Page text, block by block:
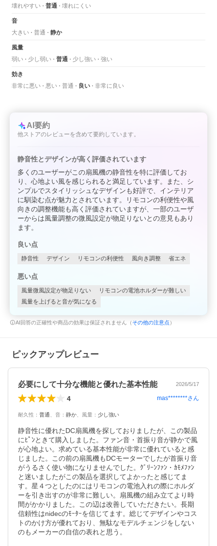
壊れやすい
普通 壊れにくい
音
大きい
普通 静か
風量
弱い
少し弱い 普通 少し強い 強い
効き
非常に悪い
悪い 普通 良い 非常に良い
AI要約
他ストアのレビューを含めて要約しています。
静音性とデザインが高く評価されています
多くのユーザーがこの扇風機の静音性を特に評価してお
り、心地よい風を感じられると満足しています。また、シ
ンプルでスタイリッシュなデザインも好評で、インテリア
に馴染む点が魅力とされています。リモコンの利便性や風
向きの調整機能も高く評価されていますが、一部のユーザ
ーからは風量調整の微風設定が物足りないとの意見もあり
ます。
良い点
静音性 デザイン リモコンの利便性 風向き調整 省エネ
悪い点
風量微風設定が物足りない
リモコンの電池ホルダーが難しい
風量を上げると音が気になる
AI回答の正確性や商品の効果は保証されません（ その他の注意点 ）
ピックアップレビュー
必要にして十分な機能と優れた基本性能 2026/5/17
4 mas********さん
耐久性 ： 普通 音 ： 静か 風量 ： 少し強い
静音性に優れたDC扇風機を探しておりましたが、この製品
にﾋﾟﾝときて購入しました。ファン音・首振り音が静かで風
が心地よい。求めている基本性能が非常に優れていると感
じました。この前の扇風機もDCモーターでしたが首振り音
がうるさく使い物になりませんでした。ｸﾞﾘｰﾝﾌｧﾝ・ｶﾓﾒﾌｧﾝ
と迷いましたがこの製品を選択してよかったと感じてま
す。星４つとしたのにはリモコンの電池入れの際にホルダ
ーを引き出すのが非常に難しい。扇風機の組み立てより時
間がかかりました。この辺は改善していただきたい。長期
信頼性はnidecのﾓｰﾀｰを信じてます。総じてデザインやコス
トのかけ方が優れており、無駄なモデルチェンジをしない
のもメーカーの自信の表れと思う。